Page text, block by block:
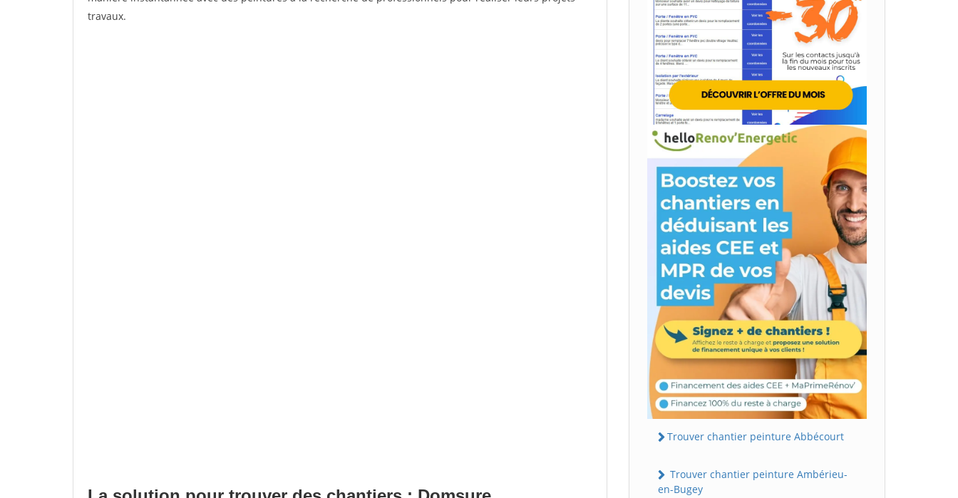
travaux.
Trouver chantier peinture Abbécourt
Trouver chantier peinture Ambérieu-
en-Bugey